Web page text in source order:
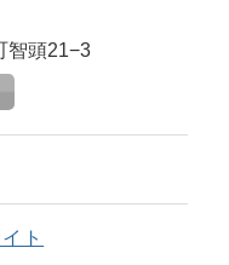
智頭21−3
ト